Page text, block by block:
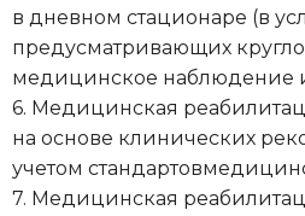
в дневном стационаре (в
предусматривающих
медицинское наблюдение
6. Медицинская
на основе клинических
учетом
7. Медицинская